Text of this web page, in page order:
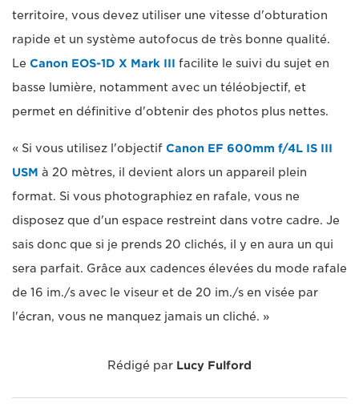
territoire, vous devez utiliser une vitesse d'obturation
rapide et un système autofocus de très bonne qualité.
Le Canon EOS-1D X Mark III facilite le suivi du sujet en
basse lumière, notamment avec un téléobjectif, et
permet en définitive d'obtenir des photos plus nettes.
« Si vous utilisez l'objectif Canon EF 600mm f/4L IS III
USM à 20 mètres, il devient alors un appareil plein
format. Si vous photographiez en rafale, vous ne
disposez que d'un espace restreint dans votre cadre. Je
sais donc que si je prends 20 clichés, il y en aura un qui
sera parfait. Grâce aux cadences élevées du mode rafale
de 16 im./s avec le viseur et de 20 im./s en visée par
l'écran, vous ne manquez jamais un cliché. »
Rédigé par Lucy Fulford